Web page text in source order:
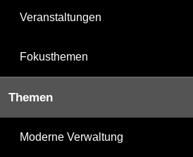
Veranstaltungen
Fokusthemen
Themen
Moderne Verwaltung